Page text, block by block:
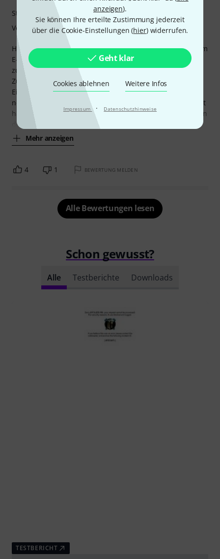
anzeigen).
Sie können Ihre erteilte Zustimmung jederzeit
über die Cookie-Einstellungen (hier) widerrufen.
Geht klar
Cookies ablehnen Weitere Infos
Impressum · Datenschutzhinweise
Habe mir das Podium bestellt da der Trittschall von meinem
E-drum einfach leiser werden sollte, um den Hausfrieden
zu bewahren :)
Zu meine Wohnsituation ich wohne in einem
Einfamilienhaus und mein Bruder hat sein Zimmer direkt
neben dem Musikzimmer. Da er sich doch öfters beschwert
hat das die Lautstärke des Auftretens nach einigen Minuten
doch etwas auf die
Mehr anzeigen
Stabilität
Verarbeitung
4 1 BEWERTUNG MELDEN
Alle Bewertungen lesen
Schon gewusst?
Alle Testberichte Downloads
TESTBERICHT